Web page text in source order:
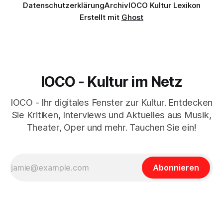
DatenschutzerklärungArchivIOCO Kultur Lexikon
Erstellt mit Ghost
IOCO - Kultur im Netz
IOCO - Ihr digitales Fenster zur Kultur. Entdecken
Sie Kritiken, Interviews und Aktuelles aus Musik,
Theater, Oper und mehr. Tauchen Sie ein!
Abonnieren